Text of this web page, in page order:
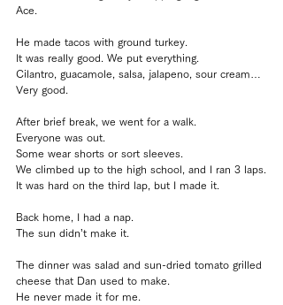
Ace.
He made tacos with ground turkey.
It was really good. We put everything.
Cilantro, guacamole, salsa, jalapeno, sour cream…
Very good.
After brief break, we went for a walk.
Everyone was out.
Some wear shorts or sort sleeves.
We climbed up to the high school, and I ran 3 laps.
It was hard on the third lap, but I made it.
Back home, I had a nap.
The sun didn’t make it.
The dinner was salad and sun-dried tomato grilled
cheese that Dan used to make.
He never made it for me.